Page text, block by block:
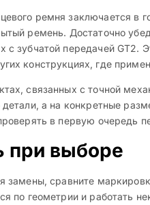
ремня заключается в
ремень. Достаточно
зубчатой передачей
конструкциях, где
связанных с точной
детали, а на конкретные
в первую очередь
при выборе
замены, сравните
по геометрии и